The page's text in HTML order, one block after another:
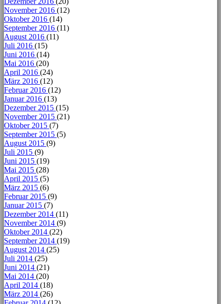
November 2016 (12)
Oktober 2016 (14)
September 2016 (11)
August 2016 (11)
Juli 2016 (15)
Juni 2016 (14)
Mai 2016 (20)
April 2016 (24)
März 2016 (12)
Februar 2016 (12)
Januar 2016 (13)
Dezember 2015 (15)
November 2015 (21)
Oktober 2015 (7)
September 2015 (5)
August 2015 (9)
Juli 2015 (9)
Juni 2015 (19)
Mai 2015 (28)
April 2015 (5)
März 2015 (6)
Februar 2015 (9)
Januar 2015 (7)
Dezember 2014 (11)
November 2014 (9)
Oktober 2014 (22)
September 2014 (19)
August 2014 (25)
Juli 2014 (25)
Juni 2014 (21)
Mai 2014 (20)
April 2014 (18)
März 2014 (26)